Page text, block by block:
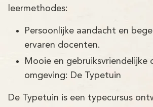
leermethodes:
Persoonlijke aandacht en
ervaren docenten.
Mooie en gebruiksvriendelijke
omgeving: De Typetuin
De Typetuin is een typecursus